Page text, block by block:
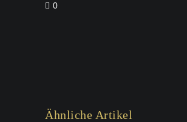
0
Ähnliche Artikel